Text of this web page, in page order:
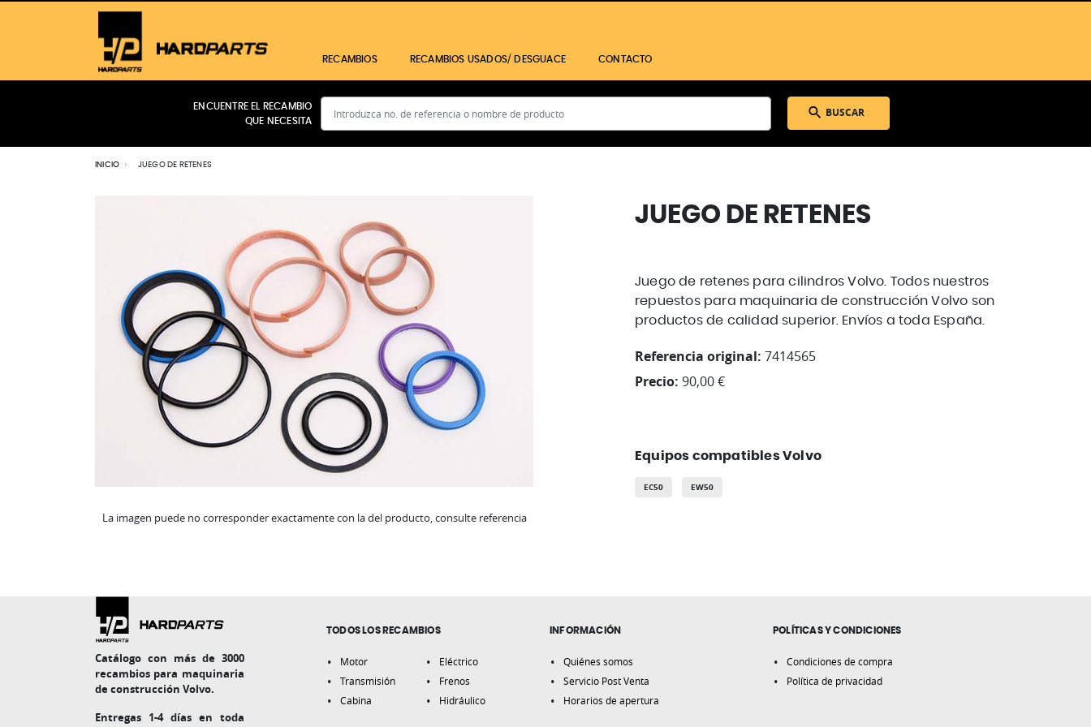
RECAMBIOS
MOTOR
CABINA
Ver todos los productos
RECAMBIOS USADOS/ DESGUACE CONTACTO
ENCUENTRE EL RECAMBIO
QUE NECESITA
BUSCAR
INICIO JUEGO DE RETENES
JUEGO DE RETENES
Juego de retenes para cilindros Volvo. Todos nuestros
repuestos para maquinaria de construcción Volvo son
productos de calidad superior. Envíos a toda España.
Referencia original: 7414565
Precio: 90,00 €
Equipos compatibles Volvo
EC50 EW50
La imagen puede no corresponder exactamente con la del producto, consulte referencia
Catálogo con más de 3000
recambios para maquinaria
de construcción Volvo.
Entregas 1-4 días en toda
TODOS LOS RECAMBIOS
Motor
Eléctrico
Transmisión
Frenos
Cabina
Hidráulico
INFORMACIÓN
Quiénes somos
Servicio Post Venta
Horarios de apertura
POLÍTICAS Y CONDICIONES
Condiciones de compra
Política de privacidad